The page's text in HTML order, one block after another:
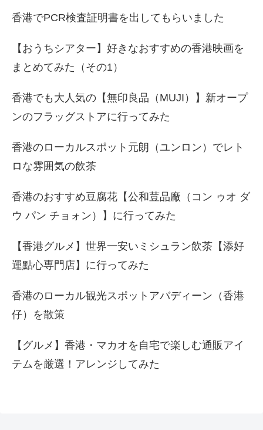
香港でPCR検査証明書を出してもらいました
【おうちシアター】好きなおすすめの香港映画を
まとめてみた（その1）
香港でも大人気の【無印良品（MUJI）】新オープ
ンのフラッグストアに行ってみた
香港のローカルスポット元朗（ユンロン）でレト
ロな雰囲気の飲茶
香港のおすすめ豆腐花【公和荳品廠（コン ゥオ ダ
ウ パン チョォン）】に行ってみた
【香港グルメ】世界一安いミシュラン飲茶【添好
運點心専門店】に行ってみた
香港のローカル観光スポットアバディーン（香港
仔）を散策
【グルメ】香港・マカオを自宅で楽しむ通販アイ
テムを厳選！アレンジしてみた